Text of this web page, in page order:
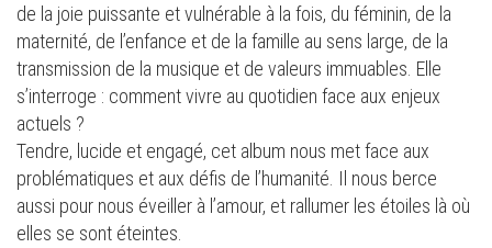
de la joie puissante et vulnérable à la fois, du féminin, de la
maternité, de l’enfance et de la famille au sens large, de la
transmission de la musique et de valeurs immuables. Elle
s’interroge : comment vivre au quotidien face aux enjeux
actuels ?
Tendre, lucide et engagé, cet album nous met face aux
problématiques et aux défis de l’humanité. Il nous berce
aussi pour nous éveiller à l’amour, et rallumer les étoiles là où
elles se sont éteintes.